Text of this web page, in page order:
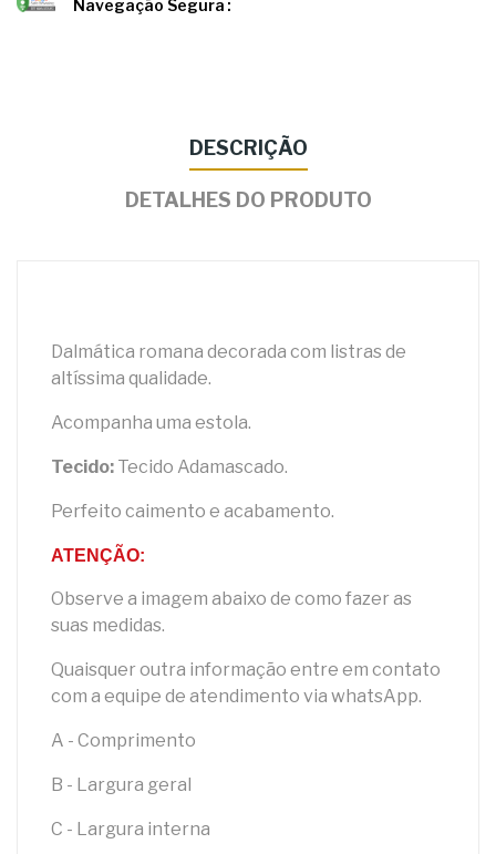
Navegação Segura
DESCRIÇÃO
DETALHES DO PRODUTO
Dalmática romana decorada com listras de
altíssima qualidade.
Acompanha uma estola.
Tecido: Tecido Adamascado.
Perfeito caimento e acabamento.
ATENÇÃO:
Observe a imagem abaixo de como fazer as
suas medidas.
Quaisquer outra informação entre em contato
com a equipe de atendimento via whatsApp.
A - Comprimento
B - Largura geral
C - Largura interna